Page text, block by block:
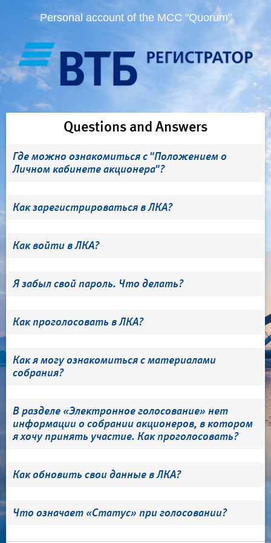
Personal account of the MCC "Quorum"
Questions and Answers
Где можно ознакомиться с "Положением о
Личном кабинете акционера"?
Как зарегистрироваться в ЛКА?
Как войти в ЛКА?
Я забыл свой пароль. Что делать?
Как проголосовать в ЛКА?
Как я могу ознакомиться с материалами
собрания?
В разделе «Электронное голосование» нет
информации о собрании акционеров, в котором
я хочу принять участие. Как проголосовать?
Как обновить свои данные в ЛКА?
Что означает «Статус» при голосовании?